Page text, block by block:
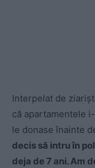
Interpelat de
că apartamentele
le donase înainte
decis să intru în
deja de 7 ani. Am